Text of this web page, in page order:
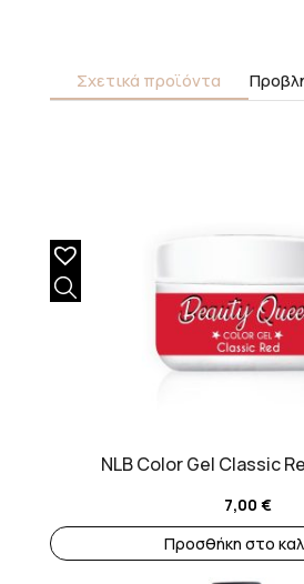
Σχετικά προϊόντα
NLB Color Gel Classic
7,00€
Προσθήκη στο